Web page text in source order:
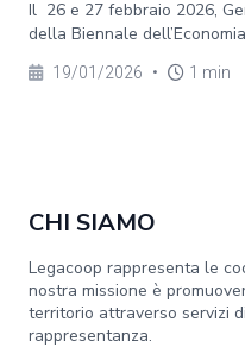
Il 26 e 27 febbraio 2026,
della Biennale
19/01/2026 • 1 min
CHI SIAMO
Legacoop rappresenta le
nostra missione è
territorio attraverso servizi
rappresentanza.